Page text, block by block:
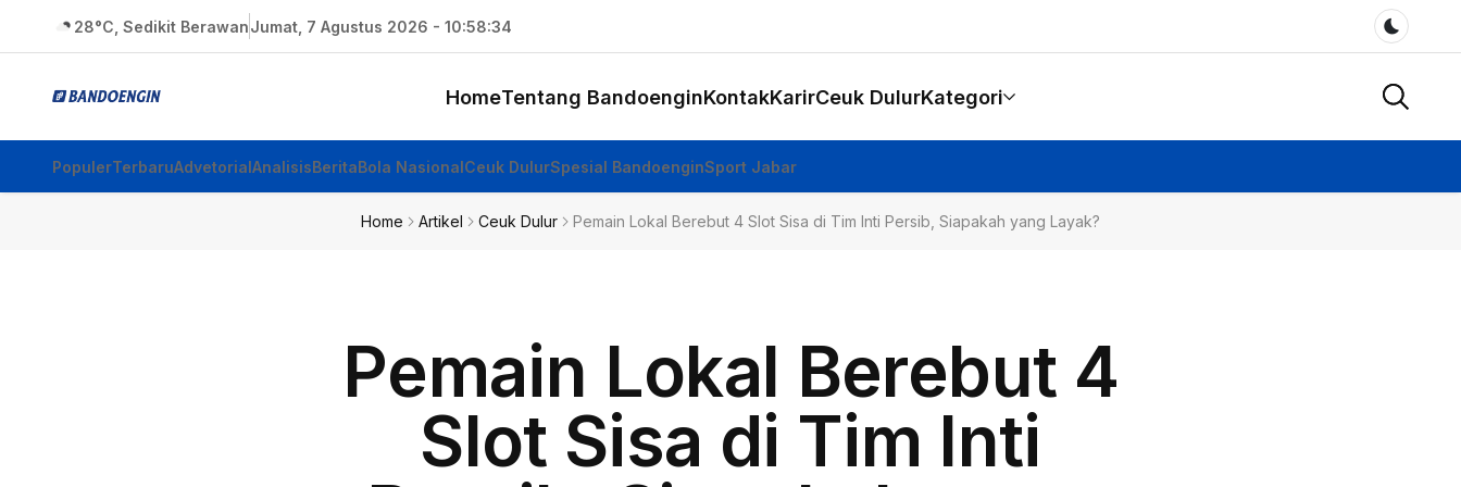
28°C, Sedikit BerawanJumat, 7 Agustus 2026 - 10:58:35
Dark
HomeTentang BandoenginKontakKarirCeuk DulurKategori
PopulerTerbaruAdvetorialAnalisisBeritaBola NasionalCeuk DulurSpesial BandoenginSport Jabar
Home Artikel Ceuk Dulur Pemain Lokal Berebut 4 Slot Sisa di Tim Inti Persib, Siapakah yang Layak?
Pemain Lokal Berebut 4
Slot Sisa di Tim Inti